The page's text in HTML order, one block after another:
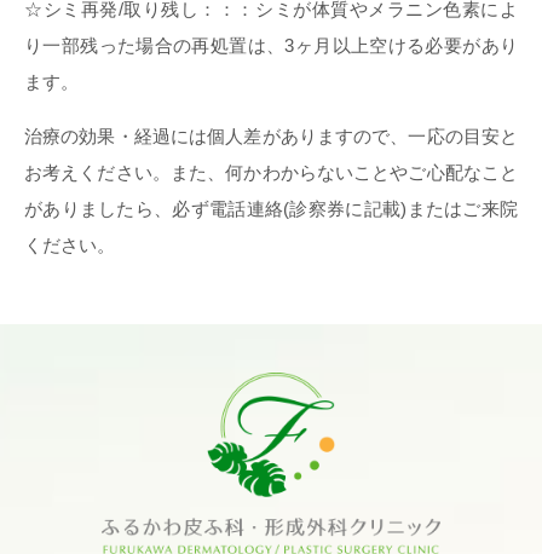
☆シミ再発/取り残し：：：シミが体質やメラニン色素によ
り一部残った場合の再処置は、3ヶ月以上空ける必要があり
ます。
治療の効果・経過には個人差がありますので、一応の目安と
お考えください。また、何かわからないことやご心配なこと
がありましたら、必ず電話連絡(診察券に記載)またはご来院
ください。